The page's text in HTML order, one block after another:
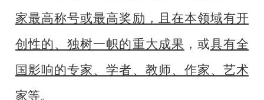
家最高称号或最高奖励，且在本领域有开
创性的、独树一帜的重大成果 ，或具有全
国影响的专家、学者、教师、作家、艺术
家等。